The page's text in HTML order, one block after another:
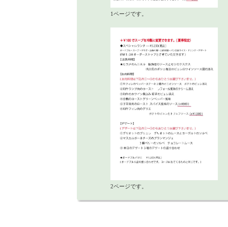
1ページです。
2ページです。